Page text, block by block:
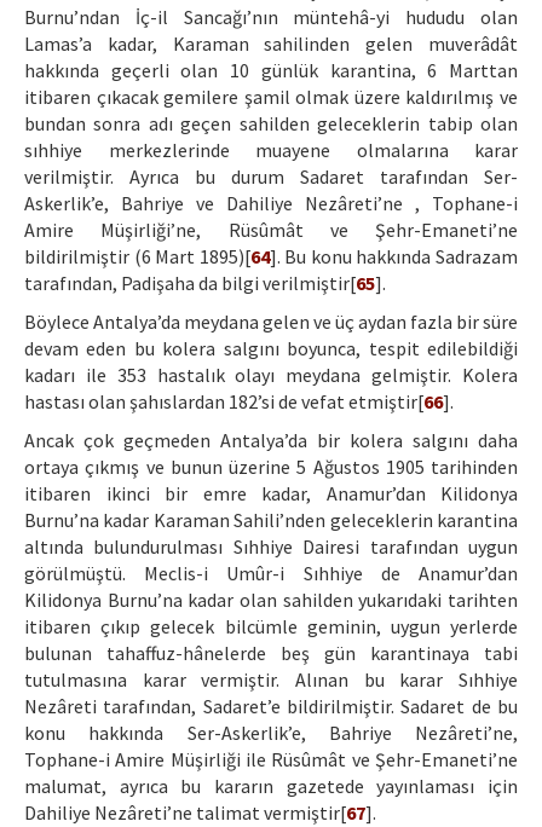
Burnu’ndan İç-il Sancağı’nın müntehâ-yi hududu olan
Lamas’a kadar, Karaman sahilinden gelen muverâdât
hakkında geçerli olan 10 günlük karantina, 6 Marttan
itibaren çıkacak gemilere şamil olmak üzere kaldırılmış ve
bundan sonra adı geçen sahilden geleceklerin tabip olan
sıhhiye merkezlerinde muayene olmalarına karar
verilmiştir. Ayrıca bu durum Sadaret tarafından Ser-
Askerlik’e, Bahriye ve Dahiliye Nezâreti’ne , Tophane-i
Amire Müşirliği’ne, Rüsûmât ve Şehr-Emaneti’ne
bildirilmiştir (6 Mart 1895)[64]. Bu konu hakkında Sadrazam
tarafından, Padişaha da bilgi verilmiştir[65].
Böylece Antalya’da meydana gelen ve üç aydan fazla bir süre
devam eden bu kolera salgını boyunca, tespit edilebildiği
kadarı ile 353 hastalık olayı meydana gelmiştir. Kolera
hastası olan şahıslardan 182’si de vefat etmiştir[66].
Ancak çok geçmeden Antalya’da bir kolera salgını daha
ortaya çıkmış ve bunun üzerine 5 Ağustos 1905 tarihinden
itibaren ikinci bir emre kadar, Anamur’dan Kilidonya
Burnu’na kadar Karaman Sahili’nden geleceklerin karantina
altında bulundurulması Sıhhiye Dairesi tarafından uygun
görülmüştü. Meclis-i Umûr-i Sıhhiye de Anamur’dan
Kilidonya Burnu’na kadar olan sahilden yukarıdaki tarihten
itibaren çıkıp gelecek bilcümle geminin, uygun yerlerde
bulunan tahaffuz-hânelerde beş gün karantinaya tabi
tutulmasına karar vermiştir. Alınan bu karar Sıhhiye
Nezâreti tarafından, Sadaret’e bildirilmiştir. Sadaret de bu
konu hakkında Ser-Askerlik’e, Bahriye Nezâreti’ne,
Tophane-i Amire Müşirliği ile Rüsûmât ve Şehr-Emaneti’ne
malumat, ayrıca bu kararın gazetede yayınlaması için
Dahiliye Nezâreti’ne talimat vermiştir[67].